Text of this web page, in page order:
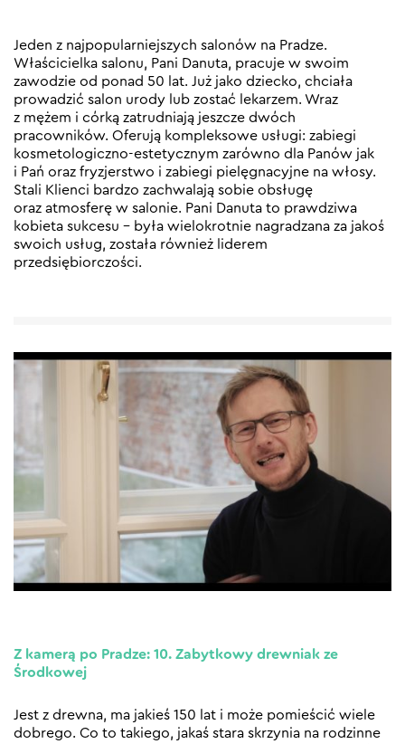
Jeden z najpopularniejszych salonów na Pradze.
Właścicielka salonu, Pani Danuta, pracuje w swoim
zawodzie od ponad 50 lat. Już jako dziecko, chciała
prowadzić salon urody lub zostać lekarzem. Wraz
z mężem i córką zatrudniają jeszcze dwóch
pracowników. Oferują kompleksowe usługi: zabiegi
kosmetologiczno-estetycznym zarówno dla Panów jak
i Pań oraz fryzjerstwo i zabiegi pielęgnacyjne na włosy.
Stali Klienci bardzo zachwalają sobie obsługę
oraz atmosferę w salonie. Pani Danuta to prawdziwa
kobieta sukcesu – była wielokrotnie nagradzana za jakoś
swoich usług, została również liderem
przedsiębiorczości.
Z kamerą po Pradze: 10. Zabytkowy drewniak ze
Środkowej
Jest z drewna, ma jakieś 150 lat i może pomieścić wiele
dobrego. Co to takiego, jakaś stara skrzynia na rodzinne